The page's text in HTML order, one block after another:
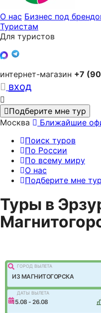
О нас Бизнес под
Туристам
Для туристов
интернет-магазин +7
вход
Подберите мне тур
Москва
Ближайшие
Поиск туров
По России
По всему миру
О нас
Подберите мне тур
Туры в
ГОРОД ВЫЛEТА
ИЗ МАГНИТОГОРСКА
ДАТЫ ВЫЛЕТА
15.08 - 26.08